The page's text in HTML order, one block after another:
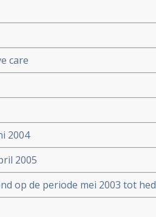
care
2004
2005
op de periode mei 2003 tot